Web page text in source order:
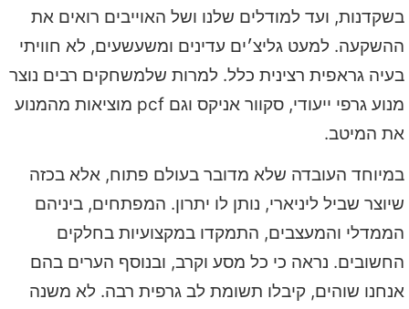
בשקדנות, ועד למודלים שלנו ושל האוייבים רואים את
ההשקעה. למעט גליצ׳ים עדינים ומשעשעים, לא חוויתי
בעיה גראפית רצינית כלל. למרות שלמשחקים רבים נוצר
מנוע גרפי ייעודי, סקוור אניקס וגם pcf מוציאות מהמנוע
את המיטב.
במיוחד העובדה שלא מדובר בעולם פתוח, אלא בכזה
שיוצר שביל ליניארי, נותן לו יתרון. המפתחים, ביניהם
הממדלי והמעצבים, התמקדו במקצועיות בחלקים
החשובים. נראה כי כל מסע וקרב, ובנוסף הערים בהם
אנחנו שוהים, קיבלו תשומת לב גרפית רבה. לא משנה